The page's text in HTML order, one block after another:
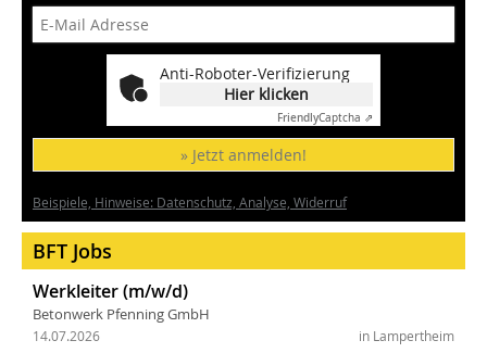
Anti-Roboter-Verifizierung
Hier klicken
FriendlyCaptcha ⇗
» Jetzt anmelden!
Beispiele, Hinweise: Datenschutz, Analyse, Widerruf
BFT Jobs
Werkleiter (m/w/d)
Betonwerk Pfenning GmbH
in Lampertheim
14.07.2026